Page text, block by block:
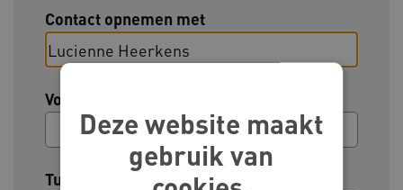
Contact opnemen met
Voornaam
Tussenvoegsel (optioneel)
Deze website maakt
gebruik van